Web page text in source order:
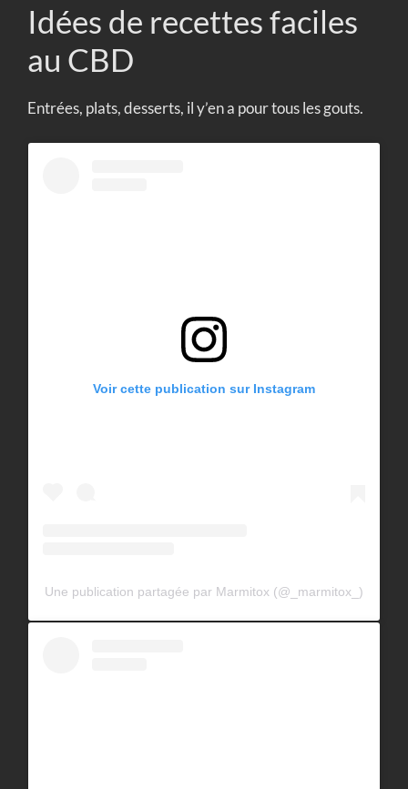
Idées de recettes faciles
au CBD
Entrées, plats, desserts, il y’en a pour tous les gouts.
Voir cette publication sur Instagram
Une publication partagée par Marmitox (@_marmitox_)